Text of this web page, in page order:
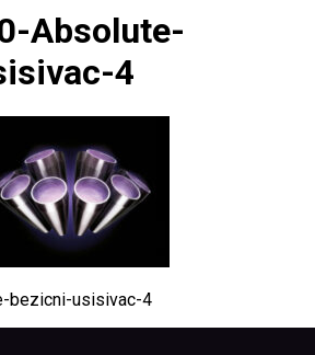
Absolute-
4
bezicni-usisivac-4